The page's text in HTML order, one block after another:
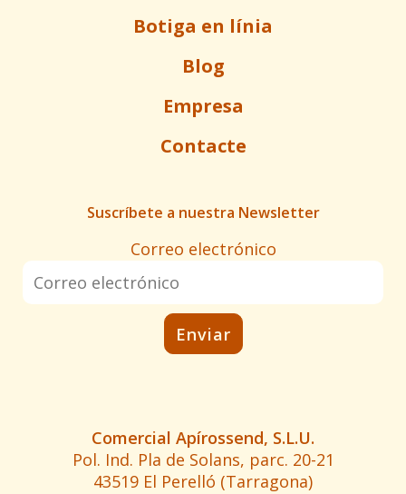
Botiga en línia
Blog
Empresa
Contacte
Suscríbete a nuestra Newsletter
Correo electrónico
Comercial Apírossend, S.L.U.
Pol. Ind. Pla de Solans, parc. 20-21
43519 El Perelló (Tarragona)